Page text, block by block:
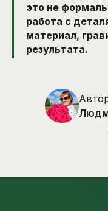
это не
работа с
материал,
результата.